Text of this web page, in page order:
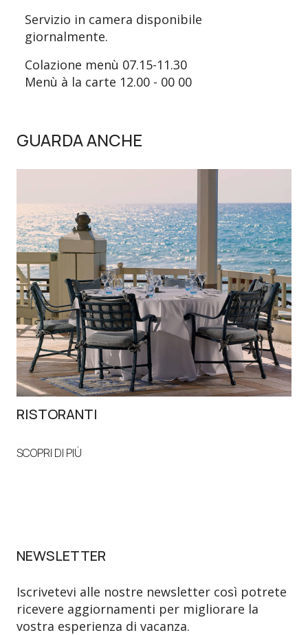
Servizio in camera disponibile
giornalmente.
Colazione menù 07.15-11.30
Menù à la carte 12.00 - 00 00
GUARDA ANCHE
RISTORANTI
SCOPRI DI PIÙ
NEWSLETTER
Iscrivetevi alle nostre newsletter così potrete
ricevere aggiornamenti per migliorare la
vostra esperienza di vacanza.